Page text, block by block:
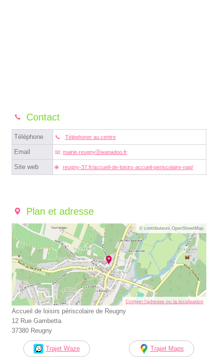
Contact
Téléphone Téléphoner au centre
Email mairie-reugnyⓐwanadoo.fr
Site web reugny-37.fr/accueil-de-loisirs-accueil-periscolaire-nap/
Plan et adresse
© contributeurs OpenStreetMap
Corriger l’adresse ou la localisation
Accueil de loisirs périscolaire de Reugny
12 Rue Gambetta
37380 Reugny
Trajet Waze Trajet Maps